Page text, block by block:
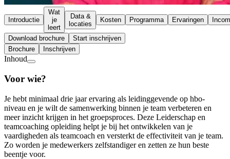
Introductie
Wat
je
leert
Data &
locaties
Kosten Programma Ervaringen
Download brochure
Start inschrijven
Brochure
Inschrijven
Inhoud
Voor wie?
Je hebt minimaal drie jaar ervaring als leidinggevende op hbo-
niveau en je wilt de samenwerking binnen je team verbeteren en
meer inzicht krijgen in het groepsproces. Deze Leiderschap en
teamcoaching opleiding helpt je bij het ontwikkelen van je
vaardigheden als teamcoach en versterkt de effectiviteit van je team.
Zo worden je medewerkers zelfstandiger en zetten ze hun beste
beentje voor.